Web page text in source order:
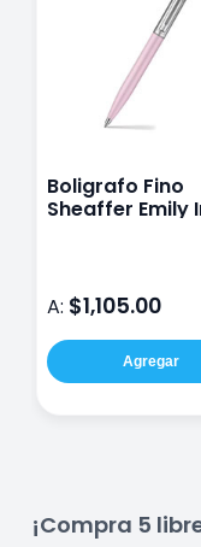
Boligrafo Fino
Sheaffer Emily
A: $1,105.00
Agregar
¡Compra 5